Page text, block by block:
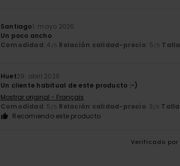
Santiago1. mayo 2026
Un poco ancho
Comodidad: 4 /5 Relación calidad-precio: 5 /5 Talla
Huet29. abril 2026
Un cliente habitual de este producto :-)
Mostrar original - Français
Comodidad: 5 /5 Relación calidad-precio: 3 /5 Talla
Recomiendo este producto
Verificado por